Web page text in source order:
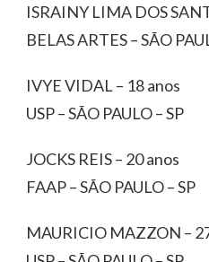
ISRAINY LIMA DOS
BELAS ARTES – SÃO
IVYE VIDAL – 18 anos
USP – SÃO PAULO – SP
JOCKS REIS – 20 anos
FAAP – SÃO PAULO – SP
MAURICIO MAZZON –